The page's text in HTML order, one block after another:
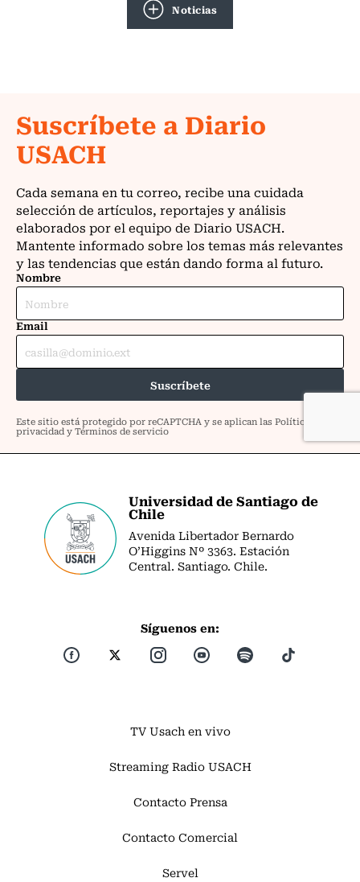
Noticias
Universidad de Santiago de
Chile
Avenida Libertador Bernardo
O’Higgins Nº 3363. Estación
Central. Santiago. Chile.
Síguenos en:
TV Usach en vivo
Streaming Radio USACH
Contacto Prensa
Contacto Comercial
Servel